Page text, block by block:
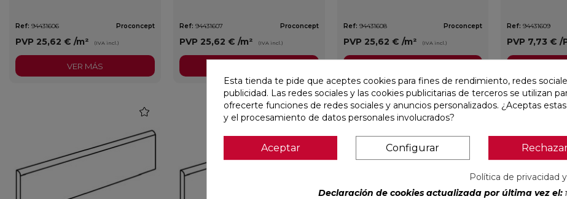
Ref: 94431606 Proconcept
PVP 25,62 € /m² (IVA incl.)
VER MÁS
Ref: 94431607 Proconcept
PVP 25,62 € /m² (IVA incl.)
Ref: 94431608 Proconcept
PVP 25,62 € /m² (IVA incl.)
Ref: 94431609
PVP 7,73 €/
favorite favorite favorite
Esta tienda te pide que aceptes cookies para fines de rendimiento, redes
publicidad. Las redes sociales y las cookies publicitarias de terceros se utilizan
ofrecerte funciones de redes sociales y anuncios personalizados. ¿Aceptas
y el procesamiento de datos personales involucrados?
Aceptar Configurar
Política de privacidad
Declaración de cookies actualizada por última vez el: